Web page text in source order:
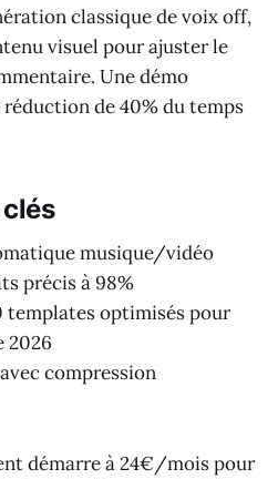
classique de voix off,
visuel pour ajuster le
Une démo
de 40% du temps
musique/vidéo
précis à 98%
templates optimisés pour
2026
compression
démarre à 24€/mois pour